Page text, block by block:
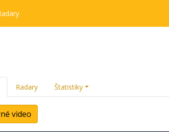
Radary Štatistiky
video